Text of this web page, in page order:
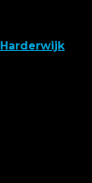
Harderwijk